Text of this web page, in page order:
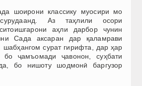
шоирони классику муосири мо
Аз таҳлили осори
аҳли дарбор чунин
Сада аксаран дар қаламрави
сурат гирифта, дар ҳар
ҷамъомади ҷавонон, суҳбати
бо нишоту шодмонӣ баргузор